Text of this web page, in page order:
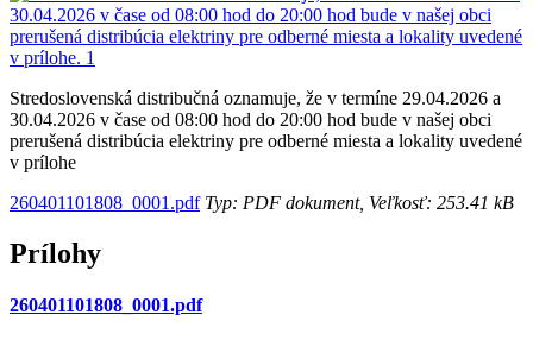
Stredoslovenská distribučná oznamuje, že v termíne 29.04.2026 a
30.04.2026 v čase od 08:00 hod do 20:00 hod bude v našej obci
prerušená distribúcia elektriny pre odberné miesta a lokality uvedené
v prílohe
260401101808_0001.pdfTyp: PDF dokument, Veľkosť: 253.41 kB
Prílohy
260401101808_0001.pdf